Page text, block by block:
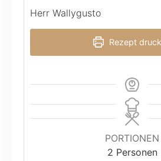
Herr Wallygusto
Rezept
PORTIONEN
2 Personen